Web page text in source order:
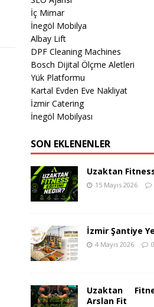
İç Mimar
İnegöl Mobilya
Albay Lift
DPF Cleaning Machines
Bosch Dijital Ölçme Aletleri
Yük Platformu
Kartal Evden Eve Nakliyat
İzmir Catering
İnegöl Mobilyası
SON EKLENENLER
Uzaktan
15 Mayıs 2026
İzmir Şantiye
4 Mayıs 2026 0
Uzaktan
Arslan Fit